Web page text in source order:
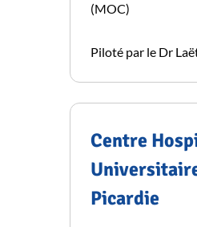
(MOC)
Piloté par le Dr
Centre
Picardie